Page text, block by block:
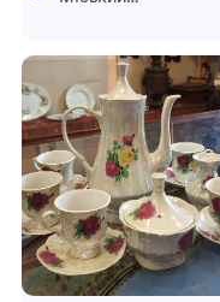
міської ради"